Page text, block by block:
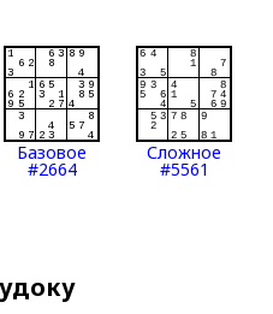
Базовое
#2664
Сложное
#5561